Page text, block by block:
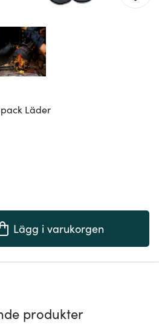
Läder
Lägg i varukorgen
produkter